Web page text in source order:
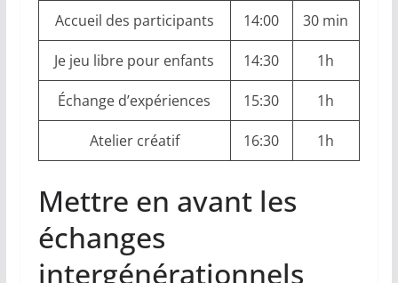
Accueil des participants 14:00 30 min
Je jeu libre pour enfants 14:30 1h
Échange d’expériences 15:30 1h
Atelier créatif 16:30 1h
Mettre en avant les
échanges
intergénérationnels